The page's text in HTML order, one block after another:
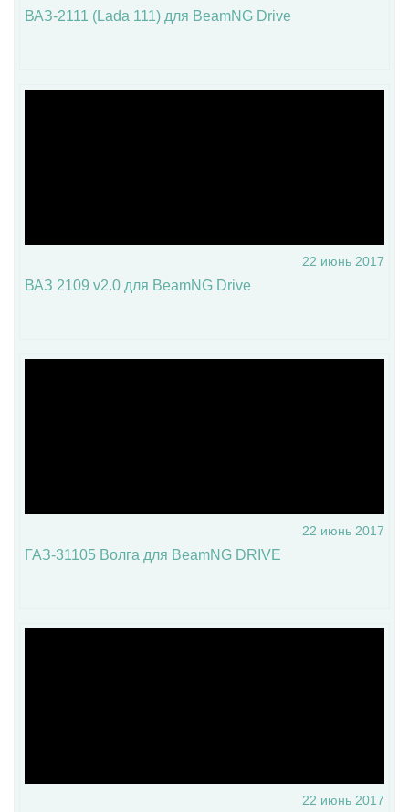
ВАЗ-2111 (Lada 111) для BeamNG Drive
22 июнь 2017
ВАЗ 2109 v2.0 для BeamNG Drive
22 июнь 2017
ГАЗ-31105 Волга для BeamNG DRIVE
22 июнь 2017